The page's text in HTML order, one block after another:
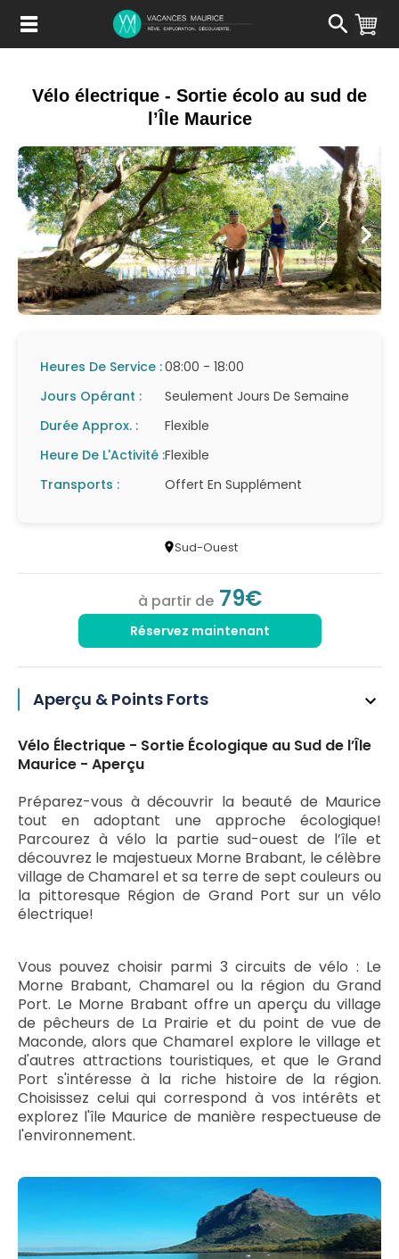
Contenu
Vélo électrique - Sortie écolo au sud de
l’Île Maurice
Heures De Service :08:00 - 18:00
Jours Opérant :
Seulement Jours De Semaine
Durée Approx. :
Flexible
Heure De L'Activité :Flexible
Transports :
Offert En Supplément
Sud-Ouest
à partir de 79€
Réservez maintenant
Aperçu & Points Forts
Vélo Électrique - Sortie Écologique au Sud de l’Île
Maurice - Aperçu
Préparez-vous à découvrir la beauté de Maurice
tout en adoptant une approche écologique!
Parcourez à vélo la partie sud-ouest de l’île et
découvrez le majestueux Morne Brabant, le célèbre
village de Chamarel et sa terre de sept couleurs ou
la pittoresque Région de Grand Port sur un vélo
électrique!
Vous pouvez choisir parmi 3 circuits de vélo : Le
Morne Brabant, Chamarel ou la région du Grand
Port. Le Morne Brabant offre un aperçu du village
de pêcheurs de La Prairie et du point de vue de
Maconde, alors que Chamarel explore le village et
d'autres attractions touristiques, et que le Grand
Port s'intéresse à la riche histoire de la région.
Choisissez celui qui correspond à vos intérêts et
explorez l'île Maurice de manière respectueuse de
l'environnement.